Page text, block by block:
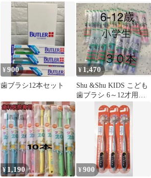
¥900
歯ブラシ12本セット
¥ 1,470
Shu &Shu KIDS こども
歯ブラシ 6～12才用
３０本 小学生
¥ 1,190 ¥900